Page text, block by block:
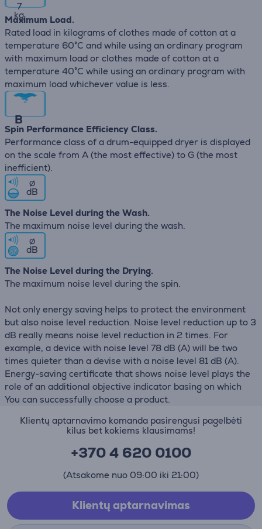
7
kg
Maximum Load.
Rated load in kilograms of clothes made of cotton at a
temperature 60°C and while using an ordinary program
with maximum load or clothes made of cotton at a
temperature 40°C while using an ordinary program with
maximum load whichever value is less.
B
Spin Performance Efficiency Class.
Performance class of a drum-equipped dryer is displayed
on the scale from A (the most effective) to G (the most
inefficient).
∅
dB
The Noise Level during the Wash.
The maximum noise level during the wash.
∅
dB
The Noise Level during the Drying.
The maximum noise level during the spin.
Not only energy saving helps to protect the environment
but also noise level reduction. Noise level reduction up to 3
dB really means noise level reduction in 2 times. For
example, a device with noise level 78 dB (А) will be two
times quieter than a devise with a noise level 81 dB (А).
Energy-saving certificate that shows noise level plays the
role of an additional objective indicator basing on which
You can successfully choose a product.
Klientų aptarnavimo komanda pasirengusi pagelbėti
kilus bet kokiems klausimams!
+370 4 620 0100
(Atsakome nuo 09:00 iki 21:00)
Klientų aptarnavimas